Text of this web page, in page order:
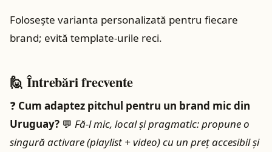
Folosește varianta personalizată pentru fiecare
brand; evită template‑urile reci.
🙋 Întrebări frecvente
❓ Cum adaptez pitchul pentru un brand mic din
Uruguay? 💬 Fă‑l mic, local și pragmatic: propune o
singură activare (playlist + video) cu un preț accesibil și